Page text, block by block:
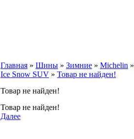
Главная » Шины » Зимние » Michelin »
Ice Snow SUV » Товар не найден!
Товар не найден!
Товар не найден!
Далее